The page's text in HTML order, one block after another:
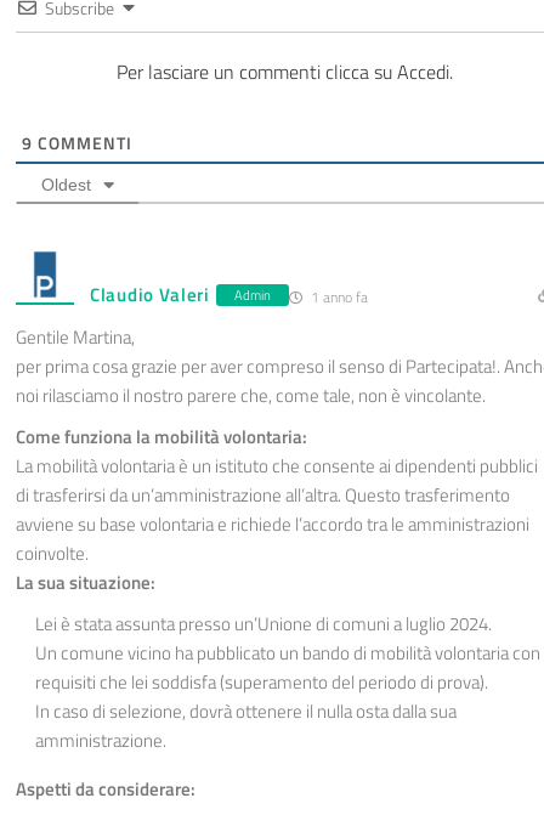
Subscribe
Per lasciare un commenti clicca su Accedi.
9 COMMENTI
Oldest
Claudio Valeri Admin 1 anno fa
Gentile Martina,
per prima cosa grazie per aver compreso il senso di Partecipata!.
noi rilasciamo il nostro parere che, come tale, non è vincolante.
Come funziona la mobilità volontaria:
La mobilità volontaria è un istituto che consente ai dipendenti pubblici
di trasferirsi da un’amministrazione all’altra. Questo trasferimento
avviene su base volontaria e richiede l’accordo tra le amministrazioni
coinvolte.
La sua situazione:
Lei è stata assunta presso un’Unione di comuni a luglio 2024.
Un comune vicino ha pubblicato un bando di mobilità volontaria con
requisiti che lei soddisfa (superamento del periodo di prova).
In caso di selezione, dovrà ottenere il nulla osta dalla sua
amministrazione.
Aspetti da considerare: